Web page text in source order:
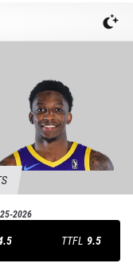
2026
TTFL 9.5